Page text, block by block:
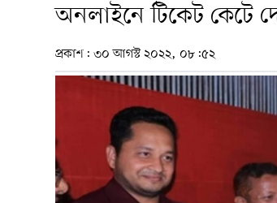
অনলাইনে টিকেট কেটে
প্রকাশ: ৩০ আগস্ট ২০২২, ০৮:৫২